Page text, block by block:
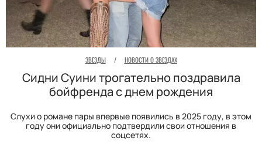
ЗВЕЗДЫ / НОВОСТИ О ЗВЕЗДАХ
Сидни Суини трогательно поздравила
бойфренда с днем рождения
Слухи о романе пары впервые появились в 2025 году, в этом
году они официально подтвердили свои отношения в
соцсетях.